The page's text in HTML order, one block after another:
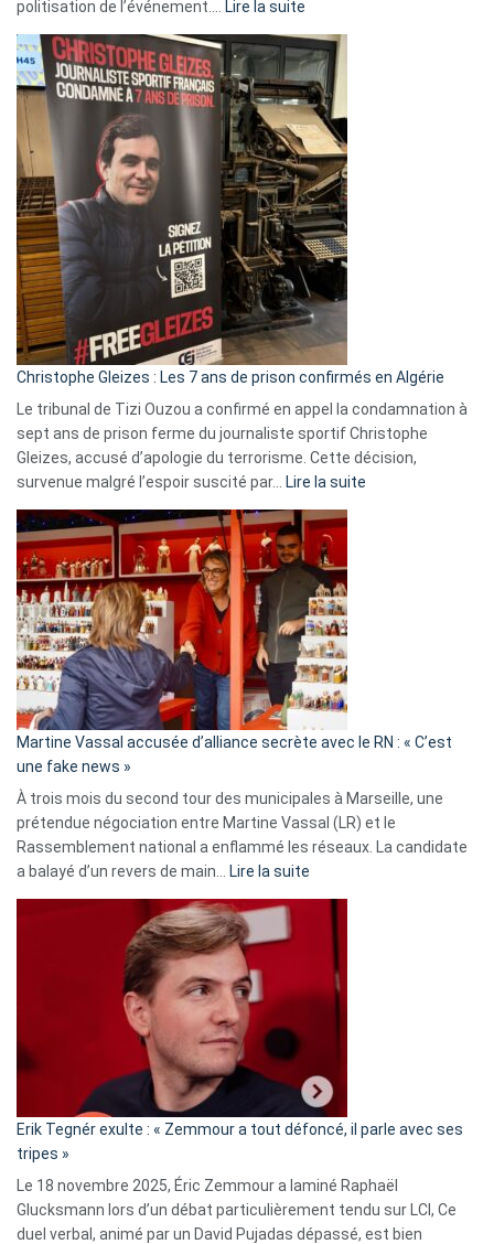
politisation de l’événement.… Lire la suite
Eurovision
2026
:
Pays-
Bas,
Espagne,
Irlande
et
Slovénie
rejettent
la
présence
d’Israël
Christophe Gleizes : Les 7 ans de prison confirmés en Algérie
Le tribunal de Tizi Ouzou a confirmé en appel la condamnation à
sept ans de prison ferme du journaliste sportif Christophe
Gleizes, accusé d’apologie du terrorisme. Cette décision,
survenue malgré l’espoir suscité par… Lire la suite
Algérie
Martine Vassal accusée d’alliance secrète avec le RN : « C’est
une fake news »
À trois mois du second tour des municipales à Marseille, une
prétendue négociation entre Martine Vassal (LR) et le
Rassemblement national a enflammé les réseaux. La candidate
a balayé d’un revers de main… Lire la suite
d’alliance
secrète
«
C’est
fake
news
»
Erik Tegnér exulte : « Zemmour a tout défoncé, il parle avec ses
tripes »
Le 18 novembre 2025, Éric Zemmour a laminé Raphaël
Glucksmann lors d’un débat particulièrement tendu sur LCI, Ce
duel verbal, animé par un David Pujadas dépassé, est bien